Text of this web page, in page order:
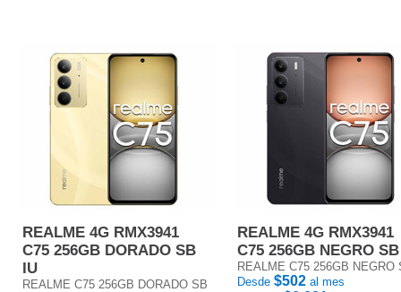
REALME 4G RMX3941
C75 256GB DORADO SB
IU
REALME C75 256GB DORADO SB
REALME 4G RMX3941
C75 256GB NEGRO
REALME C75 256GB NEGRO
Desde $502 al mes